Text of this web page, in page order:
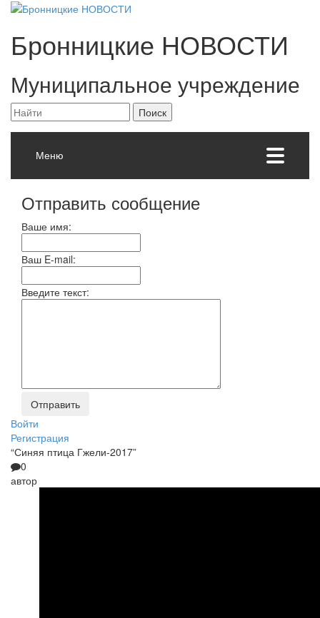
Бронницкие НОВОСТИ
Муниципальное учреждение
Меню
Отправить сообщение
Ваше имя:
Ваш E-mail:
Введите текст:
Войти
Регистрация
“Синяя птица Гжели-2017”
0
автор